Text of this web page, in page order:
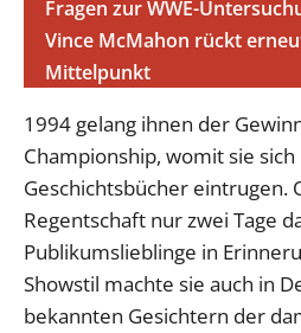
Fragen zur WWE-
Vince McMahon rückt
Mittelpunkt
1994 gelang ihnen der
Championship, womit sie sich
Geschichtsbücher eintrugen.
Regentschaft nur zwei Tage
Publikumslieblinge in
Showstil machte sie auch in
bekannten Gesichtern der